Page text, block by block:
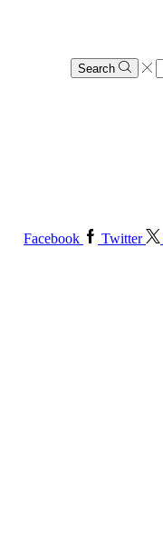
Search
Facebook
Twitter